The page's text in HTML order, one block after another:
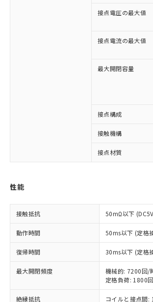
接点電圧の最大値
接点電流の最大値
最大開閉容量
接点構成
接触機構
接点材質
性能
接触抵抗 50mΩ以下
動作時間 50ms以下 (定格
復帰時間 30ms以下 (定格
最大開閉頻度
機械的: 7200回/
定格負荷: 1800
絶縁抵抗 コイルと接点間:
以下の条件をお読みいただき、同
ご利用ください。
本サービスは、当社制御機
商品の当社在庫状況および標
(税抜)を提供させていただく
当社制御機器事業取扱商品の
本サービスの対象外となる商
ことをご了承ください。
対応済み：EU RoHS指令（10物
対応予定：EU RoHS指令（10物質
非含有に非対応の商品で、対応品
定はありません。
調査・確認中：EU RoHS指令（
非含有の対応状況を調査中または
非該当品：ライセンス料など無形
害物質有無と関係のない商品です。
仕入先様の事情により、非含有部品
いたものが、含有品と判明した場
むを得ず変更することがあります。
※1 中国RoHS○×表
「○」：最大均質材料含有率が中
基準値以下であることを示します。
「×」：最大均質材料含有率が中国
基準値を超えていることを示しま
「－」：未確認です。当社販売部
当社は、これら貴社製品の
為替および外国貿易法に定め